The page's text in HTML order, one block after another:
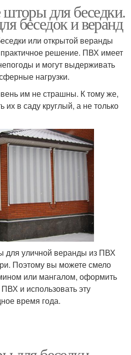
для беседки.
беседок и веранд
или открытой веранды
решение. ПВХ имеет
и могут выдерживать
нагрузки.
им не страшны. К тому же,
их в саду круглый, а не только
уличной веранды из ПВХ
Поэтому вы можете смело
или мангалом, оформить
и использовать эту
время года.